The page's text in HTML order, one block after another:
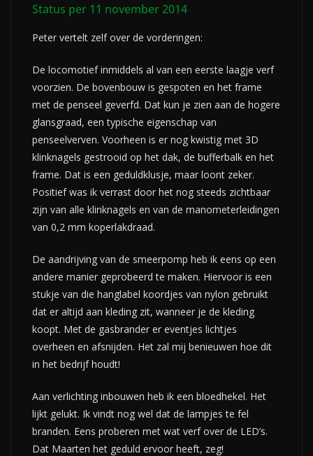
Status per 11 november 2014
Peter vertelt zelf over de vorderingen:
De locomotief inmiddels al van een eerste laagje verf
voorzien. De bovenbouw is gespoten en het frame
met de penseel geverfd. Dat kun je zien aan de hogere
glansgraad, een typische eigenschap van
penseelverven. Voorheen is er nog kwistig met 3D
klinknagels gestrooid op het dak, de bufferbalk en het
frame. Dat is een geduldklusje, maar loont zeker.
Positief was ik verrast door het nog steeds zichtbaar
zijn van alle klinknagels en van de manometerleidingen
van 0,2 mm koperlakdraad.
De aandrijving van de smeerpomp heb ik eens op een
andere manier geprobeerd te maken. Hiervoor is een
stukje van die hanglabel koordjes van nylon gebruikt
dat er altijd aan kleding zit, wanneer je de kleding
koopt. Met de gasbrander er eventjes lichtjes
overheen en afsnijden. Het zal mij benieuwen hoe dit
in het bedrijf houdt!
Aan verlichting inbouwen heb ik een bloedhekel. Het
lijkt gelukt. Ik vindt nog wel dat de lampjes te fel
branden. Eens proberen met wat verf over de LED’s.
Dat Maarten het geduld ervoor heeft, zeg!